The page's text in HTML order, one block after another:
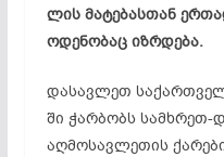
ლის მა­ტე­ბას­თან
ოდ­ენ­ო­ბ­აც იზრ­დე­ბა.
და­სავ­ლეთ
ში ჭარ­­ბობს
აღ­მო­სავ­ლე­თის